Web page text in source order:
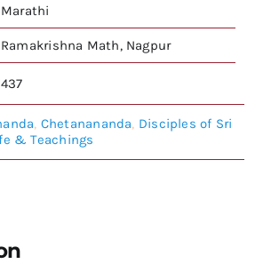
Marathi
Ramakrishna Math, Nagpur
437
, Chetanananda, Disciples of Sri
& Teachings